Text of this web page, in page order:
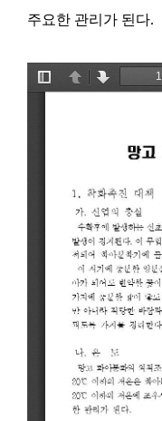
주요한 관리가 된다.